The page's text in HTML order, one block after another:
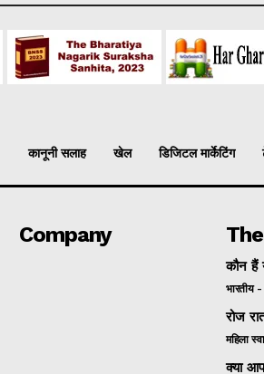
कानूनी सलाह खेल डिजिटल मार्केटिंग
Company
कौन हैं
भारतीय
रोज
महिला
क्या